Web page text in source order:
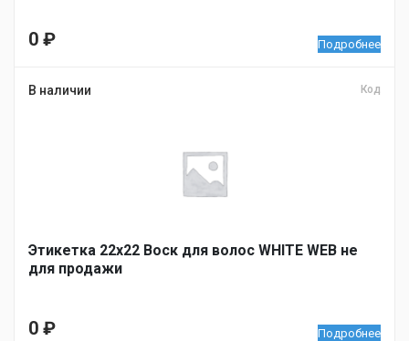
0 ₽ Подробнее
В наличии Код
Этикетка 22х22 Воск для волос WHITE WEB не
для продажи
0 ₽ Подробнее